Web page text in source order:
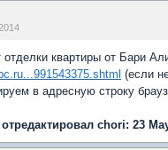
отделки квартиры от Бари
(если
в адресную строку
chori: 23